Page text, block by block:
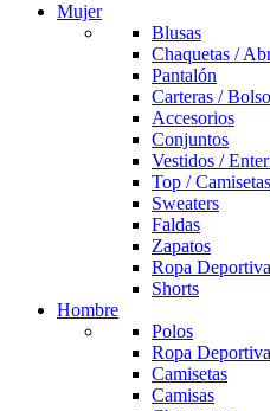
Mujer
Blusas
Chaquetas /
Pantalón
Carteras /
Accesorios
Conjuntos
Vestidos /
Top / Camisetas
Sweaters
Faldas
Zapatos
Ropa
Shorts
Hombre
Polos
Ropa Deportiva
Camisetas
Camisas